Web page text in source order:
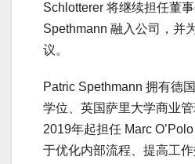
Schlotterer 将继续担任董
Spethmann 融入公司，并
议。
Patric Spethmann 拥有德
学位、英国萨里大学商业
2019年起担任 Marc
于优化内部流程、提高工